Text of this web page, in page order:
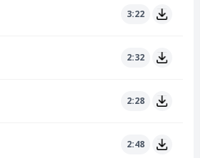
3:22
2:32
2:28
2:48